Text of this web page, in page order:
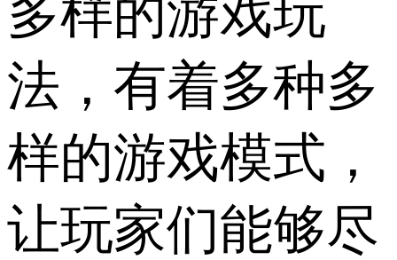
多样的游戏玩
法，有着多种多
样的游戏模式，
让玩家们能够尽